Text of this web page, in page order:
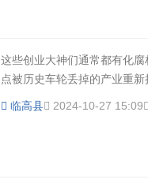
这些创业大神们通常都有化
点被历史车轮丢掉的产业重新
临高县 2024-10-27 15:09